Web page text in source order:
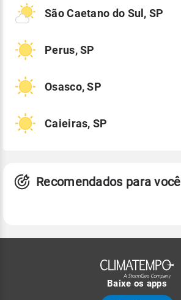
São Caetano do Sul, SP
Perus, SP
Osasco, SP
Caieiras, SP
Recomendados para você
Baixe os apps